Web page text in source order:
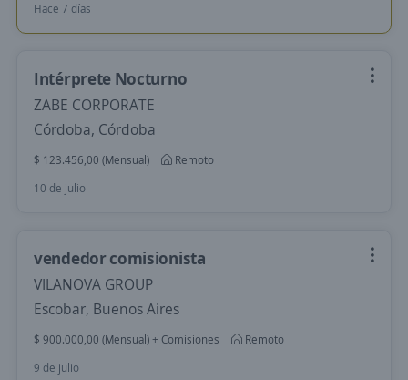
Hace 7 días
Intérprete Nocturno
ZABE CORPORATE
Córdoba, Córdoba
$ 123.456,00 (Mensual)
Remoto
10 de julio
vendedor comisionista
VILANOVA GROUP
Escobar, Buenos Aires
$ 900.000,00 (Mensual) + Comisiones
Remoto
9 de julio